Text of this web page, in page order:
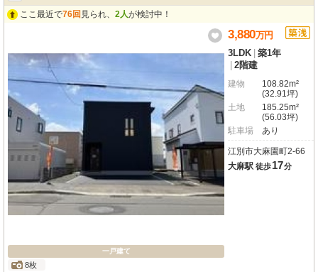
ここ最近で76回 見られ、 2人が検討中！
一戸建て
8枚
3,880万円
3LDK 築1年
2階建
建物
108.82m²
(32.91坪)
土地
185.25m²
(56.03坪)
駐車場
あり
江別市大麻園町2-66
大麻駅 徒歩17分